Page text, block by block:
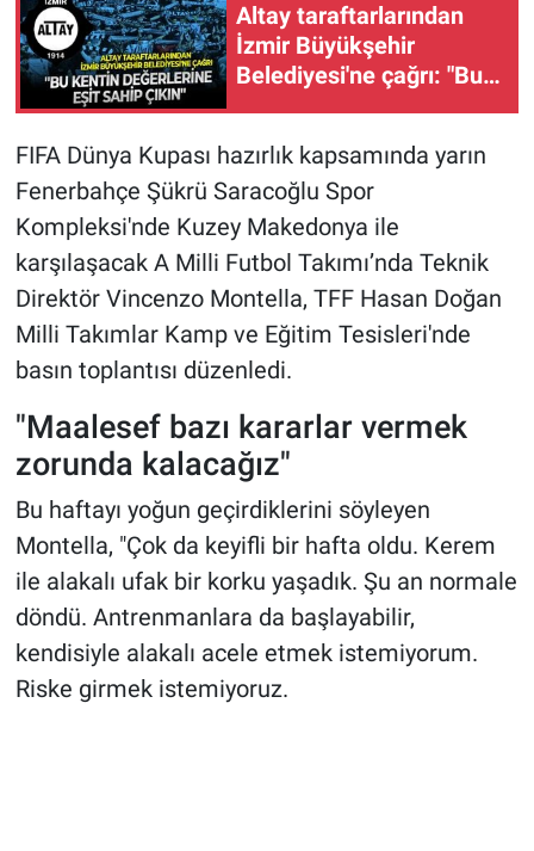
Altay taraftarlarından
İzmir Büyükşehir
Belediyesi'ne çağrı: "Bu
FIFA Dünya Kupası hazırlık kapsamında yarın
Fenerbahçe Şükrü Saracoğlu Spor
Kompleksi'nde Kuzey Makedonya ile
karşılaşacak A Milli Futbol Takımı’nda Teknik
Direktör Vincenzo Montella, TFF Hasan Doğan
Milli Takımlar Kamp ve Eğitim Tesisleri'nde
basın toplantısı düzenledi.
"Maalesef bazı kararlar vermek
zorunda kalacağız"
Bu haftayı yoğun geçirdiklerini söyleyen
Montella, "Çok da keyifli bir hafta oldu. Kerem
ile alakalı ufak bir korku yaşadık. Şu an normale
döndü. Antrenmanlara da başlayabilir,
kendisiyle alakalı acele etmek istemiyorum.
Riske girmek istemiyoruz.